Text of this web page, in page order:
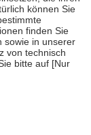
die von der
Bewertungen